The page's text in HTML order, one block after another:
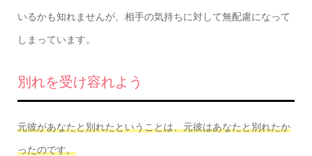
いるかも知れませんが、相手の気持ちに対して無配慮になって
しまっています。
別れを受け容れよう
元彼があなたと別れたということは、元彼はあなたと別れたか
ったのです。